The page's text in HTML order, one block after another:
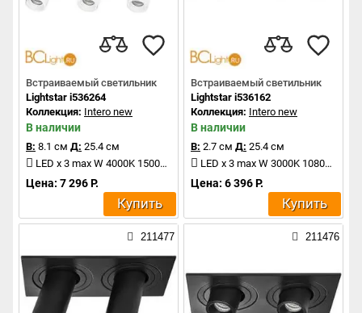
Встраиваемый светильник
Lightstar i536264
Коллекция: Intero new
В наличии
В: 8.1 см Д: 25.4 см
LED x 3 max W 4000K 1500Lm
Цена: 7 296 Р.
Купить
Встраиваемый светильник
Lightstar i536162
Коллекция: Intero new
В наличии
В: 2.7 см Д: 25.4 см
LED x 3 max W 3000K 1080Lm
Цена: 6 396 Р.
Купить
211477 211476